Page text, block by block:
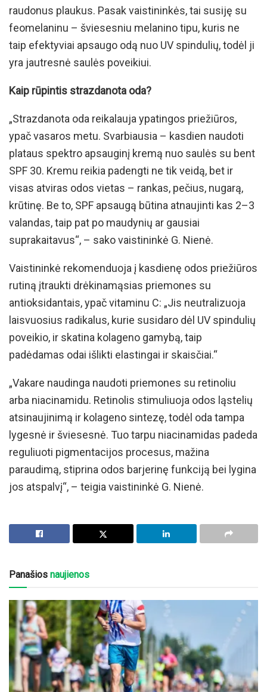
raudonus plaukus. Pasak vaistininkės, tai susiję su
feomelaninu – šviesesniu melanino tipu, kuris ne
taip efektyviai apsaugo odą nuo UV spindulių, todėl ji
yra jautresnė saulės poveikiui.
Kaip rūpintis strazdanota oda?
„Strazdanota oda reikalauja ypatingos priežiūros,
ypač vasaros metu. Svarbiausia – kasdien naudoti
plataus spektro apsauginį kremą nuo saulės su bent
SPF 30. Kremu reikia padengti ne tik veidą, bet ir
visas atviras odos vietas – rankas, pečius, nugarą,
krūtinę. Be to, SPF apsaugą būtina atnaujinti kas 2–3
valandas, taip pat po maudynių ar gausiai
suprakaitavus“, – sako vaistininkė G. Nienė.
Vaistininkė rekomenduoja į kasdienę odos priežiūros
rutiną įtraukti drėkinamąsias priemones su
antioksidantais, ypač vitaminu C: „Jis neutralizuoja
laisvuosius radikalus, kurie susidaro dėl UV spindulių
poveikio, ir skatina kolageno gamybą, taip
padėdamas odai išlikti elastingai ir skaisčiai.“
„Vakare naudinga naudoti priemones su retinoliu
arba niacinamidu. Retinolis stimuliuoja odos ląstelių
atsinaujinimą ir kolageno sintezę, todėl oda tampa
lygesnė ir šviesesnė. Tuo tarpu niacinamidas padeda
reguliuoti pigmentacijos procesus, mažina
paraudimą, stiprina odos barjerinę funkciją bei lygina
jos atspalvį“, – teigia vaistininkė G. Nienė.
Panašios naujienos